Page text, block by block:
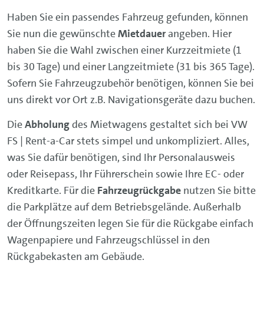
Haben Sie ein passendes Fahrzeug gefunden, können
Sie nun die gewünschteMietdauerangeben. Hier
haben Sie die Wahl zwischen einer Kurzzeitmiete (1
bis 30 Tage) und einer Langzeitmiete (31 bis 365 Tage).
Sofern Sie Fahrzeugzubehör benötigen, können Sie bei
uns direkt vor Ort z.B. Navigationsgeräte dazu buchen.
DieAbholungdes Mietwagens gestaltet sich bei VW
FS | Rent-a-Car stets simpel und unkompliziert. Alles,
was Sie dafür benötigen, sind Ihr Personalausweis
oder Reisepass, Ihr Führerschein sowie Ihre EC- oder
Kreditkarte. Für die Fahrzeugrückgabe nutzen Sie bitte
die Parkplätze auf dem Betriebsgelände. Außerhalb
der Öffnungszeiten legen Sie für die Rückgabe einfach
Wagenpapiere und Fahrzeugschlüssel in den
Rückgabekasten am Gebäude.